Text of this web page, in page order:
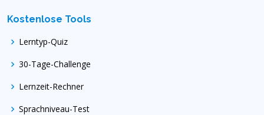
Kostenlose Tools
Lerntyp-Quiz
30-Tage-Challenge
Lernzeit-Rechner
Sprachniveau-Test